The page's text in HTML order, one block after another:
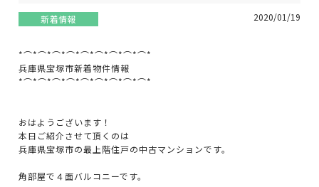
新着情報 2020/01/19
*⌒*⌒*⌒*⌒*⌒*⌒*⌒*⌒*⌒*
兵庫県宝塚市新着物件情報
*⌒*⌒*⌒*⌒*⌒*⌒*⌒*⌒*⌒*
おはようございます！
本日ご紹介させて頂くのは
兵庫県宝塚市の最上階住戸の中古マンションです。
角部屋で４面バルコニーです。